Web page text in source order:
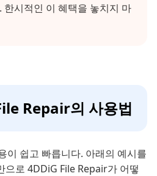
시적인 이 혜택을 놓치지 마
Repair의 사용법
이 쉽고 빠릅니다. 아래의 예시를
으로 4DDiG File Repair가 어떻